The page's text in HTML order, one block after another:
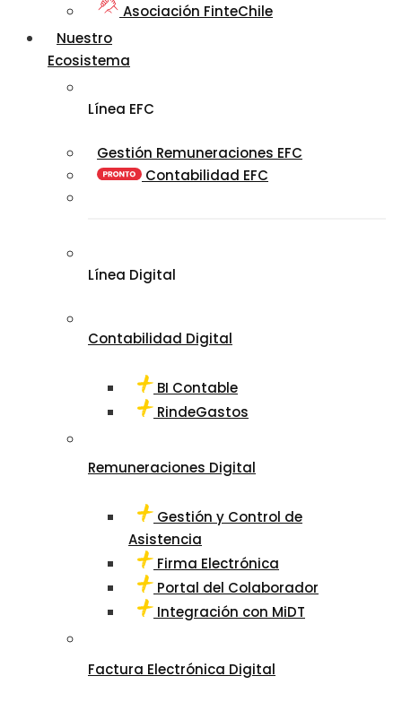
Asociación FinteChile
Nuestro
Ecosistema
Línea EFC
Gestión Remuneraciones EFC
Contabilidad EFC
Línea Digital
Contabilidad Digital
BI Contable
RindeGastos
Remuneraciones Digital
Gestión y Control de
Asistencia
Firma Electrónica
Portal del Colaborador
Integración con MiDT
Factura Electrónica Digital